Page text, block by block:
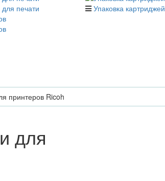
печати
Упаковка картриджей
принтеров Ricoh
для